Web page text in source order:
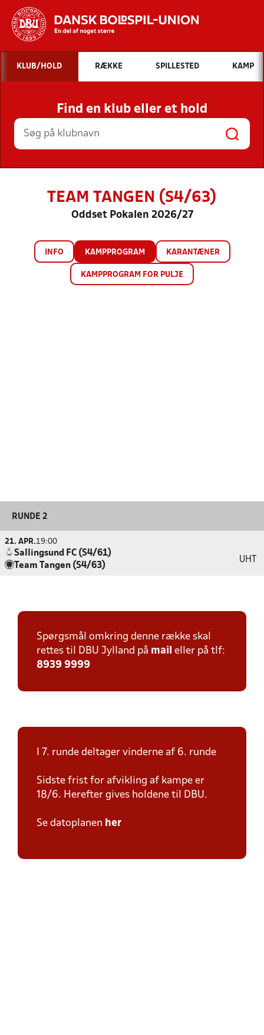
Hvad vil du søge efter?
INDHOLD OG NYHEDER
STILLINGER, RESULTATER, KLUBBER OG
HOLD
KLUB/HOLD RÆKKE SPILLESTED KAMP
Find en klub eller et hold
TEAM TANGEN (S4/63)
Oddset Pokalen 2026/27
INFO KAMPPROGRAM KARANTÆNER
KAMPPROGRAM FOR PULJE
RUNDE 2
21. APR.19:00
Sallingsund FC (S4/61)
Team Tangen (S4/63)
UHT
Spørgsmål omkring denne række skal
rettes til DBU Jylland på mail eller på tlf:
8939 9999
I 7. runde deltager vinderne af 6. runde
Sidste frist for afvikling af kampe er
18/6. Herefter gives holdene til DBU.
Se datoplanen her